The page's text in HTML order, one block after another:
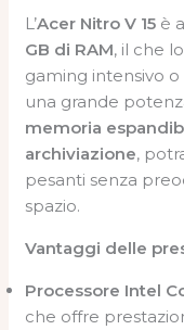
L’Acer Nitro V 15 è
GB di RAM, il che
gaming intensivo
una grande
memoria
archiviazione,
pesanti senza
spazio.
Vantaggi delle
Processore Intel
che offre